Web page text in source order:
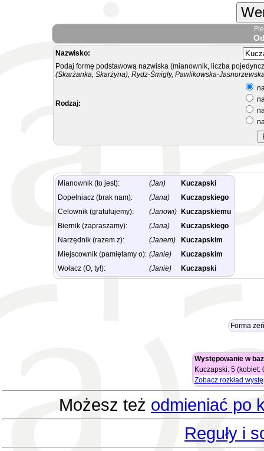
Nazwisko:
Podaj formę podstawową nazwiska (mianownik, liczba
(Skarżanka, Skarżyna), Rydz-Śmigły, Pawlikowska-
Rodzaj:
Mianownik (to jest): (Jan)
Kuczapski
Dopełniacz (brak nam):
(Jana)
Kuczapskiego
Celownik (gratulujemy):
(Janowi)
Kuczapskiemu
Biernik (zapraszamy):
(Jana)
Kuczapskiego
Narzędnik (razem z):
(Janem)
Kuczapskim
Miejscownik (pamiętamy o): (Janie)
Kuczapskim
Wołacz (O, ty!):
(Janie) Kuczapski
Forma
Występowanie w
Kuczapski: 5 (kobiet:
Zobacz rozkład
Możesz też odmieniać po
Reguły i